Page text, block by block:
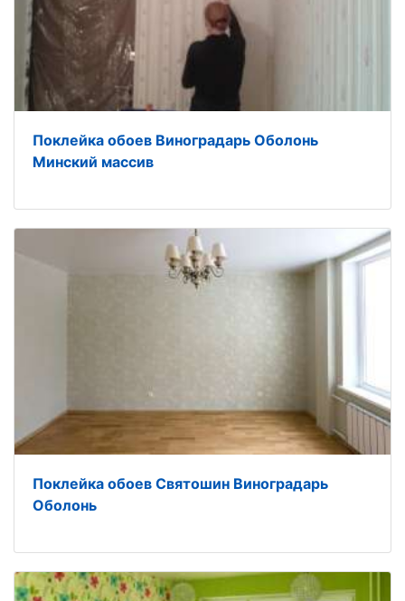
Поклейка обоев Виноградарь Оболонь
Минский массив
Поклейка обоев Святошин Виноградарь
Оболонь